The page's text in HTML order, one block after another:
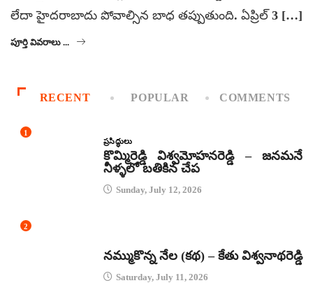
లేదా హైదరాబాదు పోవాల్సిన బాధ తప్పుతుంది. ఏప్రిల్ 3 […]
పూర్తి వివరాలు ...
RECENT POPULAR COMMENTS
1
ప్రసిద్ధులు
కొమ్మిరెడ్డి విశ్వమోహనరెడ్డి – జనమనే
నీళ్ళలో బతికిన చేప
Sunday, July 12, 2026
2
నమ్ముకొన్న నేల (కథ) – కేతు విశ్వనాథరెడ్డి
Saturday, July 11, 2026